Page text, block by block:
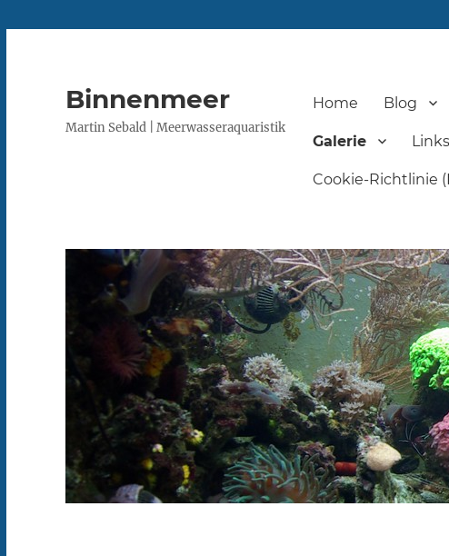
Binnenmeer
Martin Sebald | Meerwasseraquaristik
Home Blog
Galerie Links
Cookie-Richtlinie